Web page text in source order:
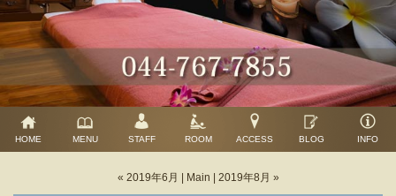
HOME MENU STAFF ROOM ACCESS BLOG INFO
« 2019年6月 Main 2019年8月 »